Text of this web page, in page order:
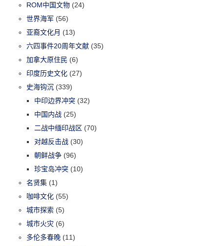
ROM中国文物 (24)
世界海军 (56)
亚裔文化月 (13)
六四事件20周年文献 (35)
加拿大原住民 (6)
印度历史文化 (27)
史海钩沉 (339)
中印边界冲突 (32)
中国内战 (25)
二战中缅印战区 (70)
对越反击战 (30)
朝鲜战争 (96)
珍宝岛冲突 (10)
名贤集 (1)
咖啡文化 (55)
城市探索 (5)
城市火灾 (6)
多伦多春晚 (11)